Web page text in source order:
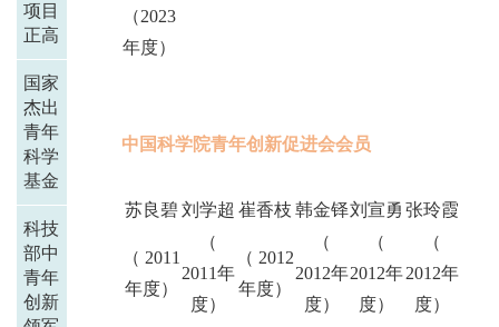
项目
正高
国家
杰出
青年
科学
基金
科技
部中
青年
创新
（2023
年度）
中国科学院青年创新促进会会员
苏良碧刘学超 崔香枝 韩金铎刘宣勇 张玲霞
（ 2011
年度）
（
2011年
度）
（ 2012
年度）
（
2012年
度）
（
2012年
度）
（
2012年
度）